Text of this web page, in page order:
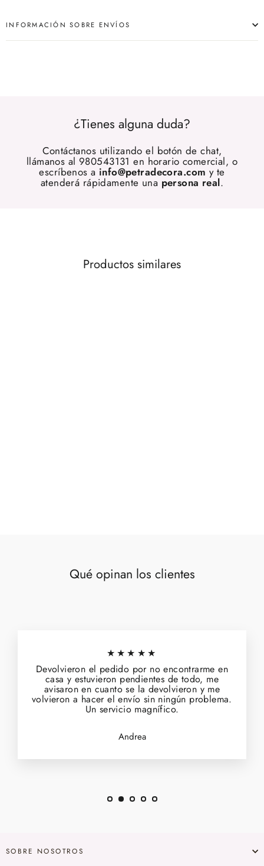
INFORMACIÓN SOBRE ENVÍOS
¿Tienes alguna duda?
Contáctanos utilizando el botón de chat,
llámanos al 980543131 en horario comercial, o
escríbenos a info@petradecora.com y te
atenderá rápidamente una persona real.
Productos similares
Qué opinan los clientes
★★★★★
Devolvieron el pedido por no encontrarme en
casa y estuvieron pendientes de todo, me
avisaron en cuanto se la devolvieron y me
volvieron a hacer el envío sin ningún problema.
Un servicio magnífico.
Andrea
SOBRE NOSOTROS